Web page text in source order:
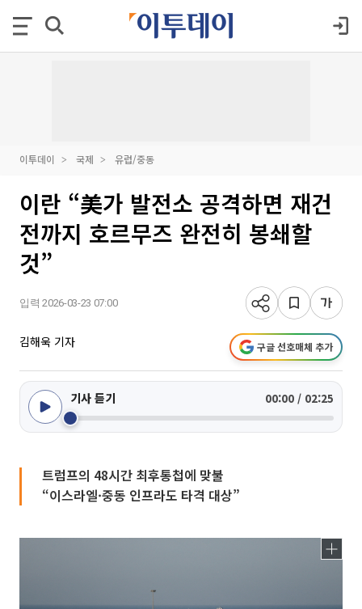
이투데이 국제 유럽/중동
이란 “美가 발전소 공격하면 재건
전까지 호르무즈 완전히 봉쇄할
것”
입력 2026-03-23 07:00
김해욱 기자 구글 선호매체 추가
기사 듣기 00:00 / 02:25
트럼프의 48시간 최후통첩에 맞불
“이스라엘·중동 인프라도 타격 대상”